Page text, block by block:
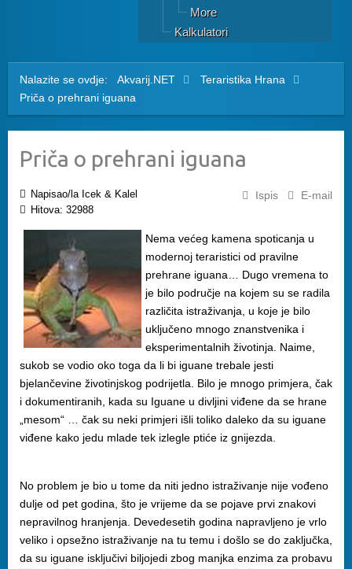
More
Kalkulatori
Nalazite se ovdje: Akvarij.NET Teraristika Hrana
Priča o prehrani iguana
Priča o prehrani iguana
Ispis E-mail
Napisao/la Icek & Kalel
Hitova: 32988
Nema većeg kamena spoticanja u
modernoj teraristici od pravilne
prehrane iguana… Dugo vremena to
je bilo područje na kojem su se radila
različita istraživanja, u koje je bilo
uključeno mnogo znanstvenika i
eksperimentalnih životinja. Naime,
sukob se vodio oko toga da li bi iguane trebale jesti
bjelančevine životinjskog podrijetla. Bilo je mnogo primjera, čak
i dokumentiranih, kada su Iguane u divljini viđene da se hrane
„mesom“ … čak su neki primjeri išli toliko daleko da su iguane
viđene kako jedu mlade tek izlegle ptiće iz gnijezda.
No problem je bio u tome da niti jedno istraživanje nije vođeno
dulje od pet godina, što je vrijeme da se pojave prvi znakovi
nepravilnog hranjenja. Devedesetih godina napravljeno je vrlo
veliko i opsežno istraživanje na tu temu i došlo se do zaključka,
da su iguane isključivi biljojedi zbog manjka enzima za probavu